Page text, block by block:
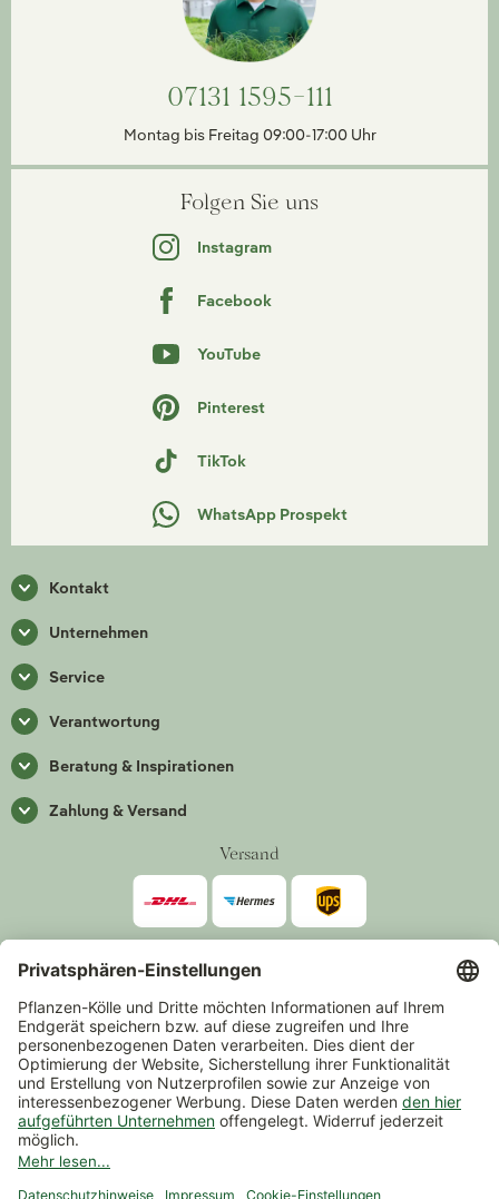
07131 1595-111
Montag bis Freitag 09:00-17:00 Uhr
Folgen Sie uns
Instagram
Facebook
YouTube
Pinterest
TikTok
WhatsApp Prospekt
Kontakt
Unternehmen
Service
Verantwortung
Beratung & Inspirationen
Zahlung & Versand
Versand
Zahlarten
*Alle Preise inkl. gesetzlicher Mehrwertsteuer zzgl.Versand
Mindestbestellwert 14,90 €, ausgenommen sind Gutscheine und
Events.